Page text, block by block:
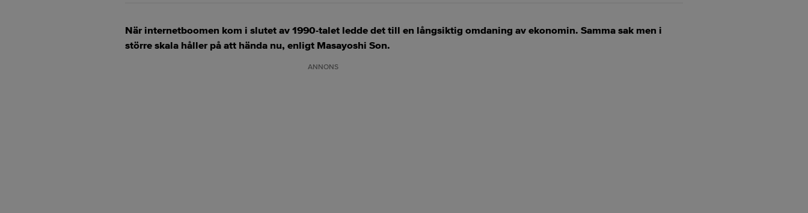
När internetboomen kom i slutet av 1990-talet ledde det till en långsiktig omdaning av ekonomin. Samma sak men i
större skala håller på att hända nu, enligt Masayoshi Son.
ANNONS